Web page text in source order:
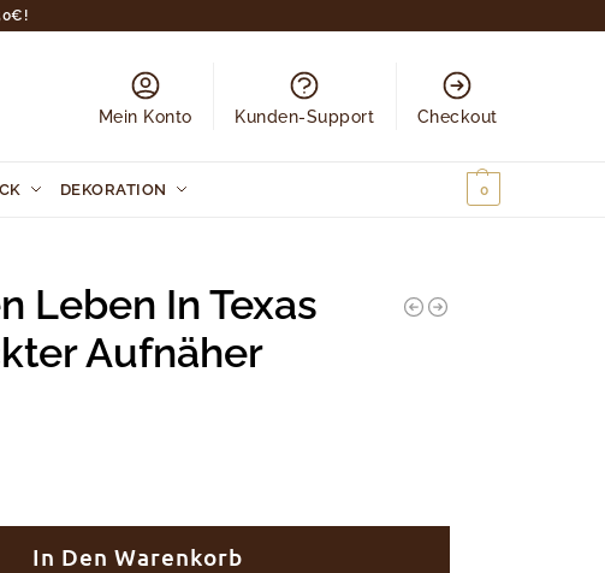
Mein Konto Kunden-Support Checkout
DEKORATION 0
Leben In Texas
Aufnäher
In Den Warenkorb